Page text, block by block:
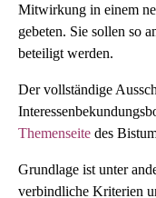
Mitwirkung in einem
gebeten. Sie sollen so
beteiligt werden.
Der vollständige
Themenseite des
Grundlage ist unter
verbindliche Kriterien